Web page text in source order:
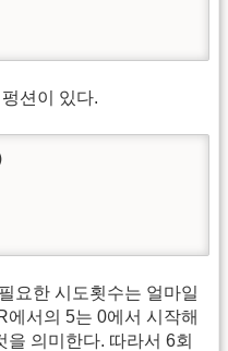
션이 있다.
요한 시도횟수는 얼마일
에서의 5는 0에서 시작해
의미한다. 따라서 6회